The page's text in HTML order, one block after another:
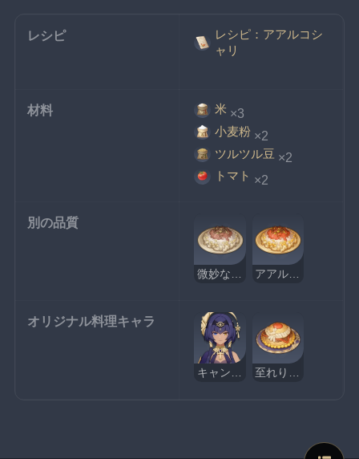
レシピ
レシピ：アアルコシ
ャリ
材料 米 ×3
小麦粉 ×2
ツルツル豆 ×2
トマト ×2
別の品質
オリジナル料理キャラ